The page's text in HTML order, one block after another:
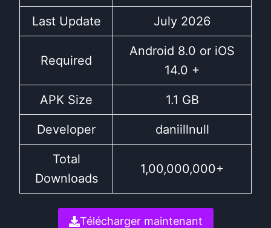
Last Update July 2026
Required
Android 8.0 or iOS
14.0 +
APK Size 1.1 GB
Developer daniillnull
Total
Downloads
1,00,000,000+
Télécharger maintenant